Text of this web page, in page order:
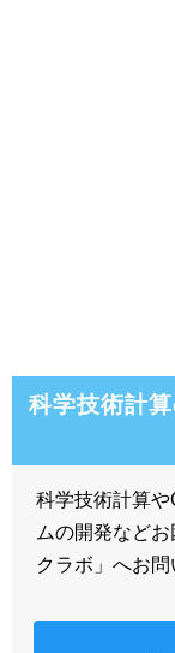
科学技術計
科学技術計算
ムの開発など
クラボ」へお問